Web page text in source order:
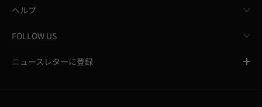
ヘルプ
FOLLOW US
ニュースレターに登録